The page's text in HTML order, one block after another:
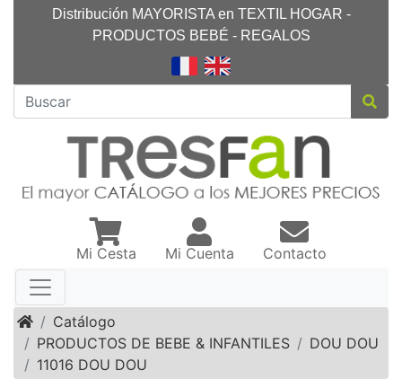
Distribución MAYORISTA en TEXTIL HOGAR -
PRODUCTOS BEBÉ - REGALOS
Mi Cesta Mi Cuenta Contacto
InicioCatálogo
PRODUCTOS DE BEBE & INFANTILES
DOU DOU
11016 DOU DOU